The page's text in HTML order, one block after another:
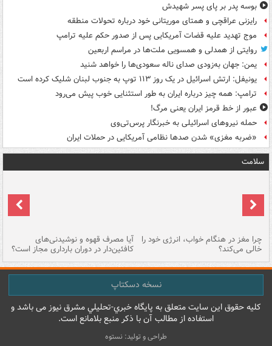
بوسه‌ پدر بر پای پسر شهیدش
رایزنی عراقچی و همتای موریتانی خود درباره تحولات منطقه
موج تهدید علیه قضات آمریکایی پس از صدور حکم علیه ترامپ
روایتی از همدلی و همسویی ملت‌ها در مراسم اربعین
یمن: جهان به‌زودی صدای ناله سعودی‌ها را خواهد شنید
یونیفل: ارتش اسرائیل در یک روز ۱۱۳ توپ به جنوب لبنان شلیک کرده است
ترامپ: همه چیز درباره ایران به طور استثنایی خوب پیش می‌رود
عبور از خط قرمز ایران یعنی مرگ!
حمله نیروهای اسرائیلی به خبرنگار پرس‌تی‌وی
«ضربه مغزی» شدن صدها نظامی آمریکایی در حملات ایران
سلامت
چرا مغز در هنگام خواب، انرژی خود را
خالی می‌کند؟
آیا مصرف قهوه و نوشیدنی‌های
کافئین‌دار در دوران بارداری مجاز است؟
نسخه دسکتاپ
کليه حقوق اين سايت متعلق به پایگاه خبري-تحليلي مشرق نيوز می باشد و
استفاده از مطالب آن با ذکر منبع بلامانع است.
طراحی و تولید: نستوه